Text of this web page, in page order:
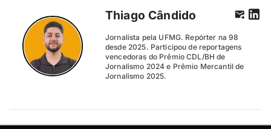
Thiago Cândido
Jornalista pela UFMG. Repórter na 98
desde 2025. Participou de reportagens
vencedoras do Prêmio CDL/BH de
Jornalismo 2024 e Prêmio Mercantil de
Jornalismo 2025.